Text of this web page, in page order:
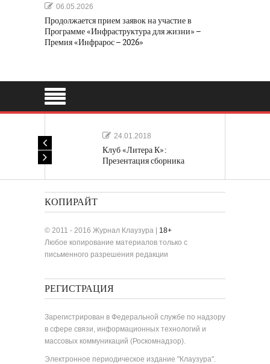
06.05.2026
Продолжается прием заявок на участие в
Программе «Инфраструктура для жизни» –
Премия «Инфрарос – 2026»
24.01.2018
Клуб «Литера К»:
Презентация сборника
КОПИРАЙТ
© 2011 - 2016 Журнал Клаузура | 18+
Любое копирование материалов только с
письменного разрешения редакции
РЕГИСТРАЦИЯ
Зарегистрирован в Федеральной службе по надзору
в сфере связи, информационных технологий и
массовых коммуникаций (Роскомнадзор).
Электронное периодическое издание "Клаузура".